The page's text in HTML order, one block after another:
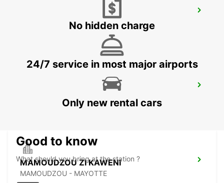
SEYCHELLES FOUR SEASONS RESORT
MAHE - SEYCHELLES
PAMANDZI - MAYOTTE
MAMOUDZOU ZI KAWENI
MAMOUDZOU - MAYOTTE
No hidden charge
24/7 service in most major airports
Only new rental cars
Good to know
What should you bring at the station ?